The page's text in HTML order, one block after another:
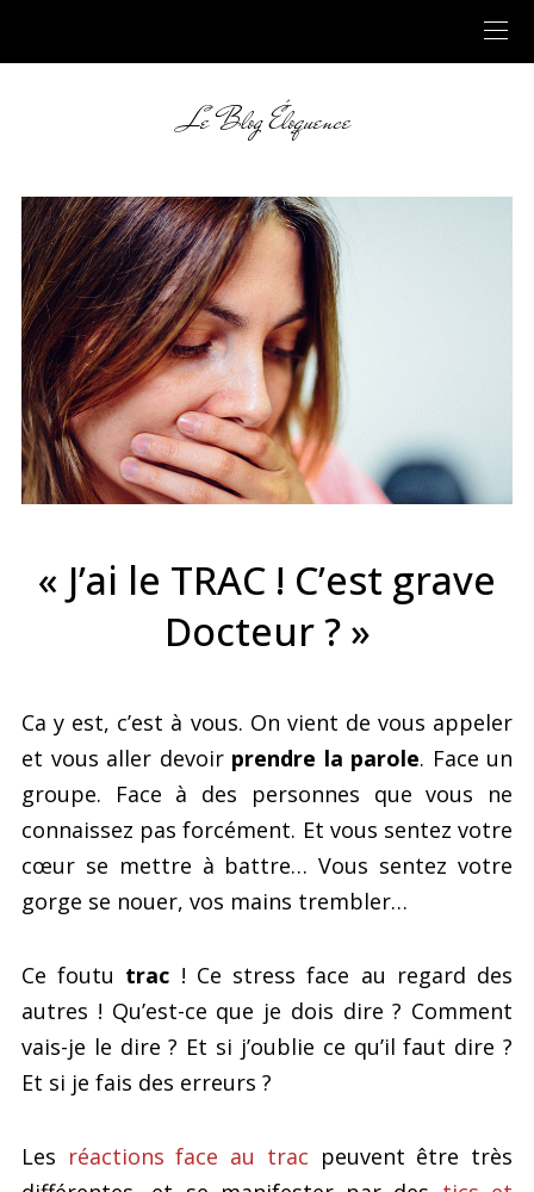
Le Blog Éloquence
« J’ai le TRAC ! C’est grave
Docteur ? »
Ca y est, c’est à vous. On vient de vous appeler
et vous aller devoir prendre la parole. Face un
groupe. Face à des personnes que vous ne
connaissez pas forcément. Et vous sentez votre
cœur se mettre à battre… Vous sentez votre
gorge se nouer, vos mains trembler…
Ce foutu trac ! Ce stress face au regard des
autres ! Qu’est-ce que je dois dire ? Comment
vais-je le dire ? Et si j’oublie ce qu’il faut dire ?
Et si je fais des erreurs ?
Les réactions face au trac peuvent être très